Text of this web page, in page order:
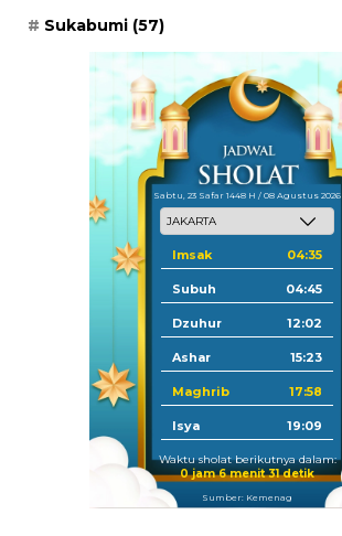
Sukabumi (57)
Sabtu, 23 Safar 1448 H / 08 Agustus 2026
Imsak 04:35
Subuh 04:45
Dzuhur 12:02
Ashar 15:23
Maghrib 17:58
Isya 19:09
Waktu sholat berikutnya dalam:
0 jam 6 menit 30 detik
Sumber: Kemenag